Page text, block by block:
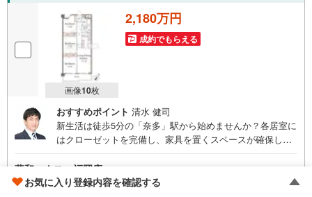
画像10枚
2,180万円
成約でもらえる
おすすめポイント 清水 健司
新生活は徒歩5分の「奈多」駅から始めませんか？各居室に
はクローゼットを完備し、家具を置くスペースが確保しや
たしますので、お気軽にご連絡ください！
藤和ハウス 福岡店
お気に入り登録内容を確認する